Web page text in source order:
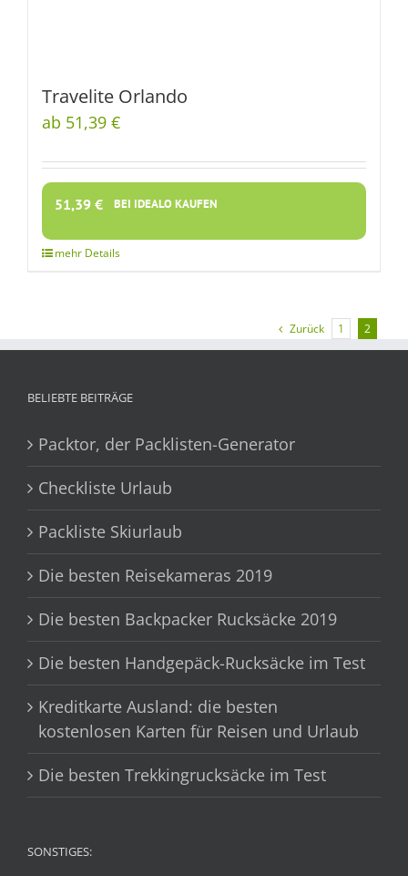
Travelite Orlando
ab 51,39 €
51,39 € BEI IDEALO KAUFEN
Zurück 1 2
BELIEBTE BEITRÄGE
Packtor, der Packlisten-Generator
Checkliste Urlaub
Packliste Skiurlaub
Die besten Reisekameras 2019
Die besten Backpacker Rucksäcke 2019
Die besten Handgepäck-Rucksäcke im Test
Kreditkarte Ausland: die besten
kostenlosen Karten für Reisen und Urlaub
Die besten Trekkingrucksäcke im Test
SONSTIGES: